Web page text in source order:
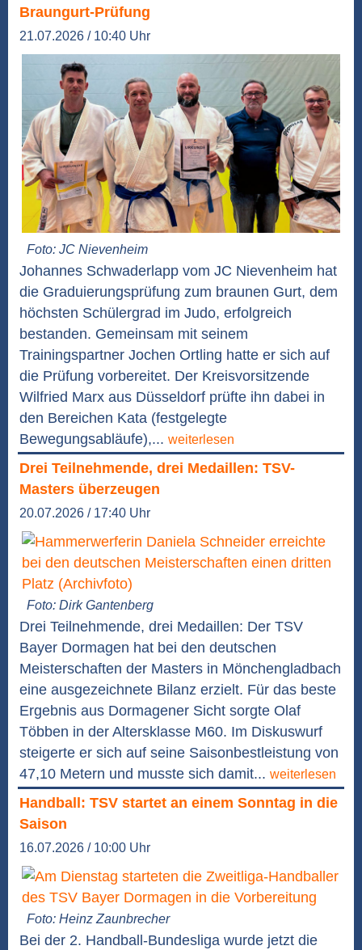
Braungurt-Prüfung
21.07.2026 / 10:40 Uhr
Foto: JC Nievenheim
Johannes Schwaderlapp vom JC Nievenheim hat
die Graduierungsprüfung zum braunen Gurt, dem
höchsten Schülergrad im Judo, erfolgreich
bestanden. Gemeinsam mit seinem
Trainingspartner Jochen Ortling hatte er sich auf
die Prüfung vorbereitet. Der Kreisvorsitzende
Wilfried Marx aus Düsseldorf prüfte ihn dabei in
den Bereichen Kata (festgelegte
Bewegungsabläufe),... weiterlesen
Drei Teilnehmende, drei Medaillen: TSV-
Masters überzeugen
20.07.2026 / 17:40 Uhr
Foto: Dirk Gantenberg
Drei Teilnehmende, drei Medaillen: Der TSV
Bayer Dormagen hat bei den deutschen
Meisterschaften der Masters in Mönchengladbach
eine ausgezeichnete Bilanz erzielt. Für das beste
Ergebnis aus Dormagener Sicht sorgte Olaf
Többen in der Altersklasse M60. Im Diskuswurf
steigerte er sich auf seine Saisonbestleistung von
47,10 Metern und musste sich damit... weiterlesen
Handball: TSV startet an einem Sonntag in die
Saison
16.07.2026 / 10:00 Uhr
Foto: Heinz Zaunbrecher
Bei der 2. Handball-Bundesliga wurde jetzt die